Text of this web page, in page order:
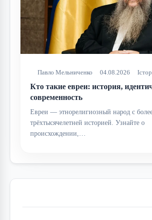
Павло Мельниченко 04.08.2026
Кто такие евреи: история,
современность
Евреи — этнорелигиозный народ с
трёхтысячелетней историей. Узнайте о
происхождении,…